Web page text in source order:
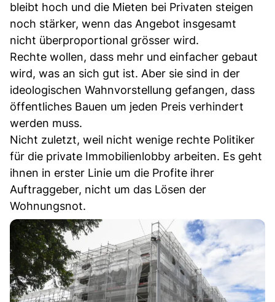
bleibt hoch und die Mieten bei Privaten steigen
noch stärker, wenn das Angebot insgesamt
nicht überproportional grösser wird.
Rechte wollen, dass mehr und einfacher gebaut
wird, was an sich gut ist. Aber sie sind in der
ideologischen Wahnvorstellung gefangen, dass
öffentliches Bauen um jeden Preis verhindert
werden muss.
Nicht zuletzt, weil nicht wenige rechte Politiker
für die private Immobilienlobby arbeiten. Es geht
ihnen in erster Linie um die Profite ihrer
Auftraggeber, nicht um das Lösen der
Wohnungsnot.